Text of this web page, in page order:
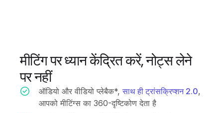
मीटिंग पर ध्यान केंद्रित करें, नोट्स लेने
पर नहीं
ऑडियो और वीडियो प्लेबैक*, साथ ही ट्रांसक्रिप्शन 2.0,
आपको मीटिंग्स का 360-दृष्टिकोण देता है